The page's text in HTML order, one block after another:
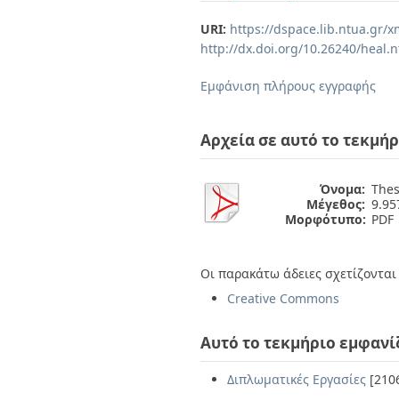
URI: https://dspace.lib.ntua.gr/
http://dx.doi.org/10.26240/
Εμφάνιση πλήρους εγγραφής
Αρχεία σε αυτό το
Όνομα:
Μέγεθος:
Μορφότυπο: PDF
Οι παρακάτω άδειες
Creative Commons
Αυτό το τεκμήριο
Διπλωματικές Εργασίες